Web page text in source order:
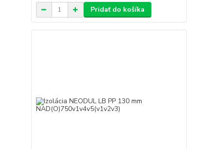
Pridať do košíka